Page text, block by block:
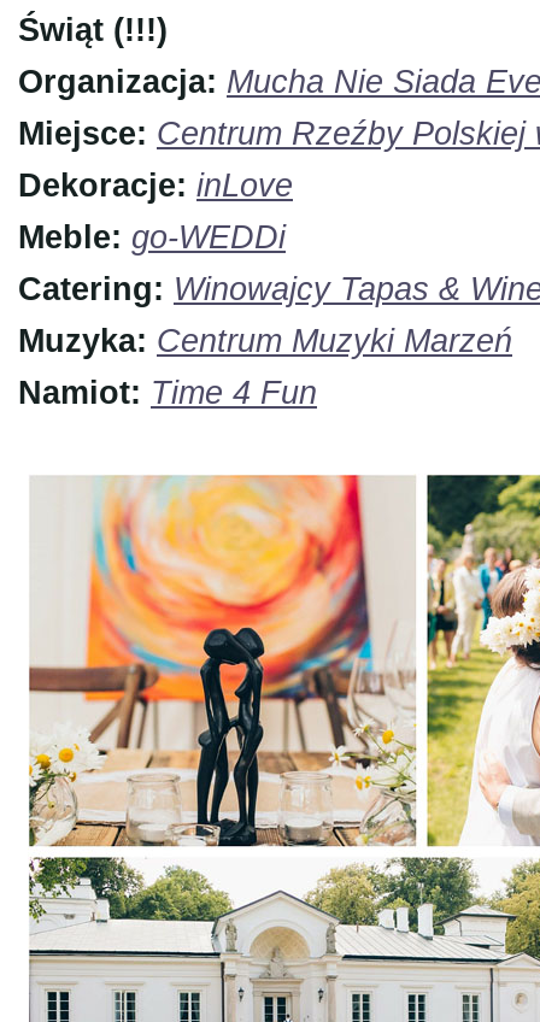
Świąt (!!!)
Organizacja: Mucha Nie Siada
Miejsce: Centrum Rzeźby Polskiej
Dekoracje: inLove
Meble: go-WEDDi
Catering: Winowajcy Tapas &
Muzyka: Centrum Muzyki Marzeń
Namiot: Time 4 Fun